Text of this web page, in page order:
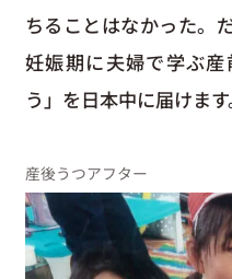
ちることはなかった。
妊娠期に夫婦で学ぶ
う」を日本中に届けます
産後うつアフター